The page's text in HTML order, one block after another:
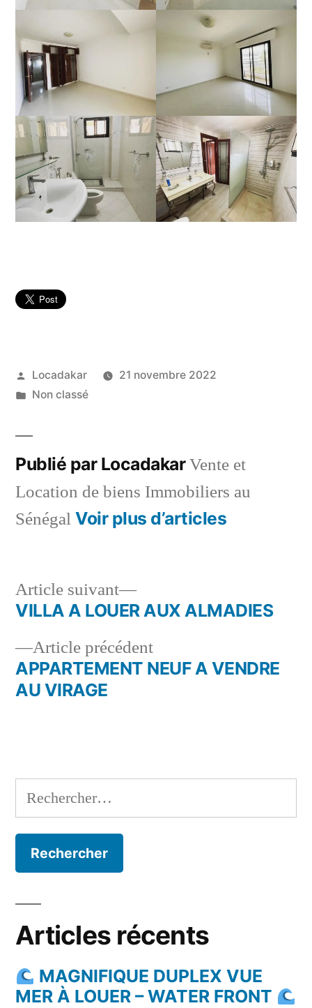
Publié
par
Locadakar
21 novembre 2022
Publié
Non classé
Publié par LocadakarVente et
Location de biens Immobiliers au
Sénégal Voir plus d’articles
Navigation
de
l’article
Article précédentArticle
précédent :
APPARTEMENT NEUF A VENDRE
AU VIRAGE
Article suivant
Article
suivant :
VILLA A LOUER AUX ALMADIES
Rechercher :
Articles récents
MAGNIFIQUE DUPLEX VUE
MER À LOUER – WATER FRONT